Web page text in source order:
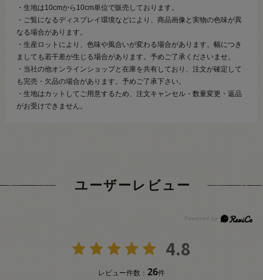
・生地は10cmから10cm単位で販売しております。
・ご覧になるディスプレイ環境などにより、商品画像と実物の色味が異
なる場合があります。
・生産ロットにより、色味や風合いが変わる場合があります。幅につき
ましても若干差が生じる場合があります。予めご了承くださいませ。
・当社の他オンラインショップと在庫を共有しており、注文が確定して
も完売・欠品の場合があります。予めご了承下さい。
・生地はカットしてご用意するため、注文キャンセル・数量変更・返品
がお受けできません。
ユーザーレビュー
4.8
レビュー件数： 26件